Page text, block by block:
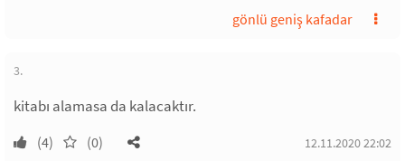
gönlü geniş kafadar
3.
kitabı alamasa da kalacaktır.
(4) (0) 12.11.2020 22:02